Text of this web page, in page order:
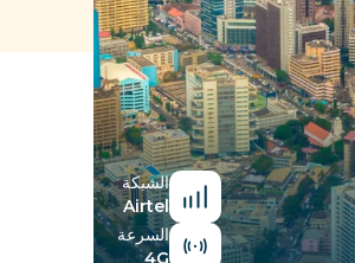
الشبكة
Airtel
السرعة
4G